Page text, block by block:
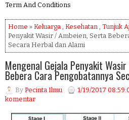
Term And Conditions
Home » Keluarga , Kesehatan , Tunjuk
Penyakit Wasir / Ambeien, Serta
Secara Herbal dan Alami
Mengenal Gejala Penyakit
Bebera Cara Pengobatannya
By Pecinta Ilmu 1/19/2017
komentar